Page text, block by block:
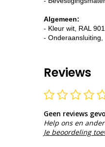
Algemeen:
- Kleur wit, RAL
-
Reviews
Geen reviews
Help ons en
Je beoordeling